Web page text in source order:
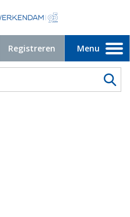
Registreren
Toggle
navigation
Menu